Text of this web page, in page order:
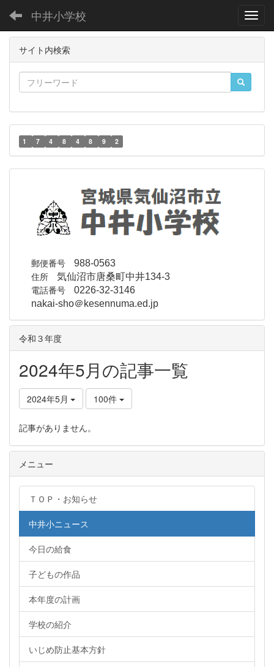
中井小学校
サイト内検索
1 7 4 8 4 8 9 2
郵便番号 988-0563
住所 気仙沼市唐桑町中井134-3
電話番号 0226-32-3146
nakai-sho＠kesennuma.ed.jp
令和３年度
2024年5月の記事一覧
2024年5月 100件
記事がありません。
メニュー
ＴＯＰ・お知らせ
中井小ニュース
今日の給食
子どもの作品
本年度の計画
学校の紹介
いじめ防止基本方針